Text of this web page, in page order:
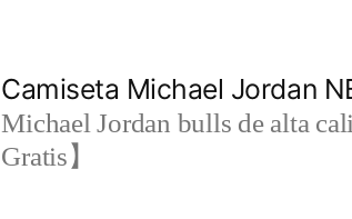
Camiseta Michael Jordan
Michael Jordan bulls de alta
Gratis】